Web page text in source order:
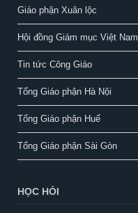
Giáo phận Xuân lộc
Hội đồng Giám mục Việt Nam
Tin tức Công Giáo
Tổng Giáo phận Hà Nội
Tổng Giáo phận Huế
Tổng Giáo phận Sài Gòn
HỌC HỎI